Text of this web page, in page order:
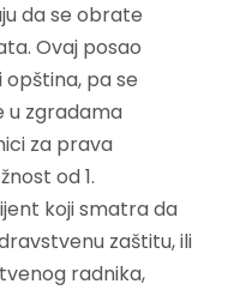
da se obrate
Ovaj posao
opština, pa se
u zgradama
za prava
od 1.
koji smatra da
zaštitu, ili
radnika,